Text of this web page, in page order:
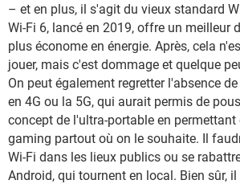
– et en plus, il s'agit du vieux standard
Wi-Fi 6, lancé en 2019, offre un meilleur
plus économe en énergie. Après, cela
jouer, mais c'est dommage et quelque
On peut également regretter l'absence
en 4G ou la 5G, qui aurait permis de
concept de l'ultra-portable en permettant
gaming partout où on le souhaite. Il
Wi-Fi dans les lieux publics ou se
Android, qui tournent en local. Bien sûr,